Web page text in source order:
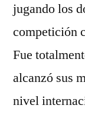
jugando los
competición
Fue
alcanzó sus
nivel